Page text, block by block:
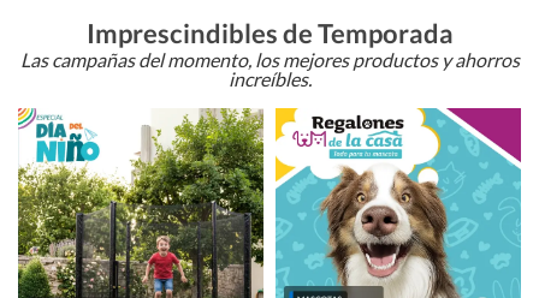
Imprescindibles de Temporada
Las campañas del momento, los mejores productos y ahorros
increíbles.